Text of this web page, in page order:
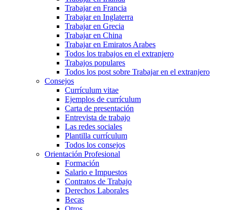
Trabajar en Francia
Trabajar en Inglaterra
Trabajar en Grecia
Trabajar en China
Trabajar en Emiratos Arabes
Todos los trabajos en el extranjero
Trabajos populares
Todos los post sobre Trabajar en el extranjero
Consejos
Currículum vitae
Ejemplos de currículum
Carta de presentación
Entrevista de trabajo
Las redes sociales
Plantilla currículum
Todos los consejos
Orientación Profesional
Formación
Salario e Impuestos
Contratos de Trabajo
Derechos Laborales
Becas